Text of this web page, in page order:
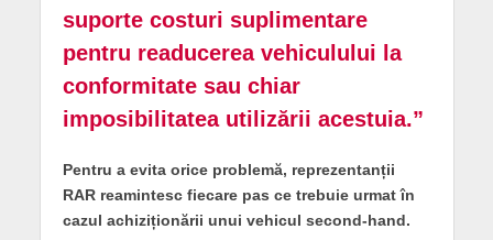
suporte costuri suplimentare
pentru readucerea vehiculului la
conformitate sau chiar
imposibilitatea utilizării acestuia.”
Pentru a evita orice problemă, reprezentanții
RAR reamintesc fiecare pas ce trebuie urmat în
cazul achiziționării unui vehicul second-hand.